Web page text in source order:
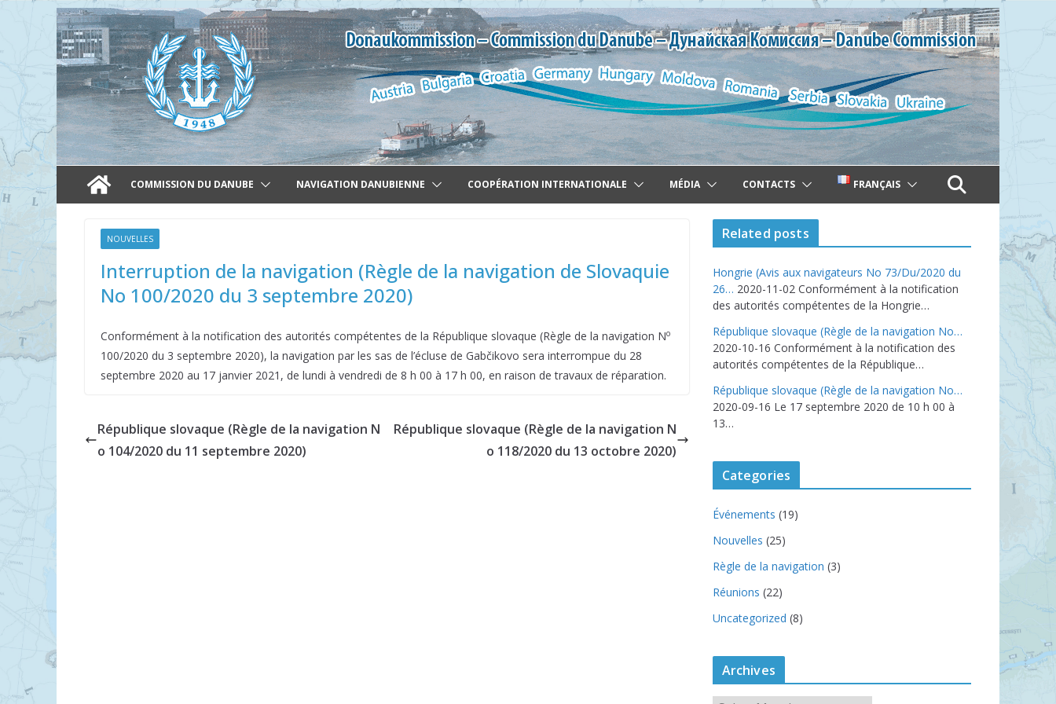
Skip
to
content
COMMISSION DU DANUBE NAVIGATION DANUBIENNE COOPÉRATION INTERNATIONALE MÉDIA CONTACTS FRANÇAIS
NOUVELLES
Interruption de la navigation (Règle de la navigation de Slovaquie
No 100/2020 du 3 septembre 2020)
Conformément à la notification des autorités compétentes de la République slovaque (Règle de la navigation No
100/2020 du 3 septembre 2020), la navigation par les sas de l’écluse de Gabčikovo sera interrompue du 28
septembre 2020 au 17 janvier 2021, de lundi à vendredi de 8 h 00 à 17 h 00, en raison de travaux de réparation.
République slovaque (Règle de la navigation N
o 104/2020 du 11 septembre 2020)
République slovaque (Règle de la navigation N
o 118/2020 du 13 octobre 2020)
Related posts
Hongrie (Avis aux navigateurs No 73/Du/2020 du
26… 2020-11-02 Conformément à la notification
des autorités compétentes de la Hongrie…
République slovaque (Règle de la navigation No…
2020-10-16 Conformément à la notification des
autorités compétentes de la République…
République slovaque (Règle de la navigation No…
2020-09-16 Le 17 septembre 2020 de 10 h 00 à
13…
Categories
Événements (19)
Nouvelles (25)
Règle de la navigation (3)
Réunions (22)
Uncategorized (8)
Archives